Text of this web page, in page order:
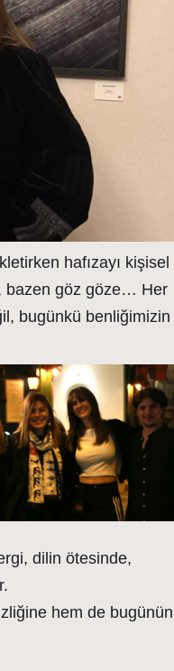
hafızayı kişisel
bazen göz göze… Her
bugünkü benliğimizin
dilin ötesinde,
hem de bugünün